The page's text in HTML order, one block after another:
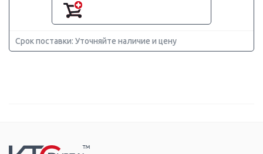
Срок поставки: Уточняйте наличие и цену